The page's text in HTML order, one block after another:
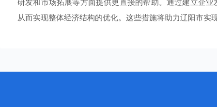
从而实现整体经济结构的优化。这些措施将助力辽阳市实